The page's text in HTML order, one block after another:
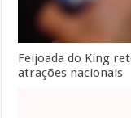
Feijoada do King
atrações nacionais